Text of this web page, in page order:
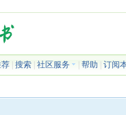
| 搜索| 社区服务 帮助
订阅